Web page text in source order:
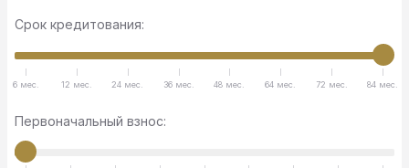
Срок кредитования:
6 мес. 12 мес. 24 мес. 36 мес. 48 мес. 64 мес. 72 мес. 84 мес.
Первоначальный взнос: